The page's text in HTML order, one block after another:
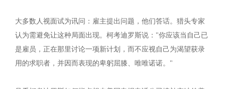
大多数人视面试为讯问：雇主提出问题，他们答话。猎头专家
认为需避免让这种局面出现。柯考迪罗斯说："你应该当自己已
是雇员，正在那里讨论一项新计划，而不应视自己为渴望获录
用的求职者，并因而表现的卑躬屈膝、唯唯诺诺。"